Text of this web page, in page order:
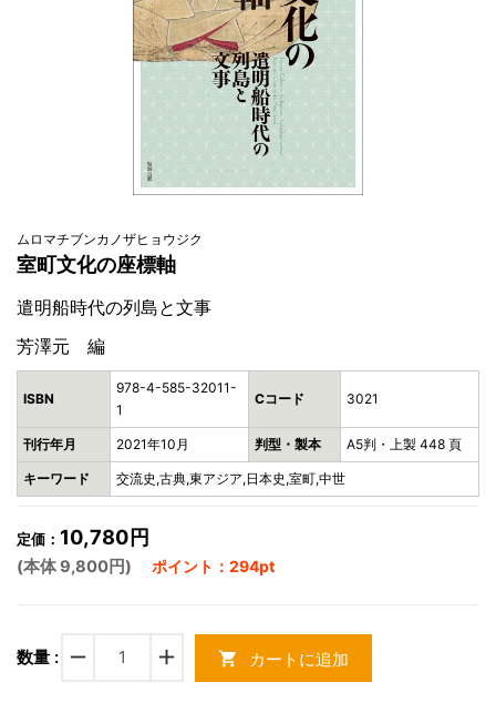
ムロマチブンカノザヒョウジク
室町文化の座標軸
遣明船時代の列島と文事
芳澤元 編
ISBN
978-4-585-32011-
1
Cコード 3021
刊行年月 2021年10月 判型・製本 A5判・上製 448 頁
キーワード 交流史,古典,東アジア,日本史,室町,中世
定価： 10,780円
(本体 9,800円) ポイント：294pt
数量 : remove add shopping_cart カートに追加